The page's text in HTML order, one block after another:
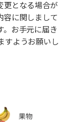
更となる場合が
容に関しまして
。お手元に届き
すようお願いし